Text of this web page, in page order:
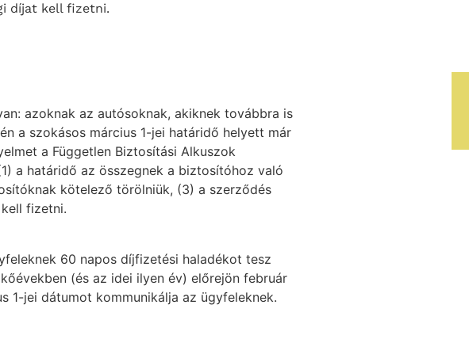
díjat kell fizetni.
azoknak az autósoknak, akiknek továbbra is
a szokásos március 1-jei határidő helyett már
a Független Biztosítási Alkuszok
a határidő az összegnek a biztosítóhoz való
kötelező törölniük, (3) a szerződés
fizetni.
60 napos díjfizetési haladékot tesz
(és az idei ilyen év) előrejön február
1-jei dátumot kommunikálja az ügyfeleknek.